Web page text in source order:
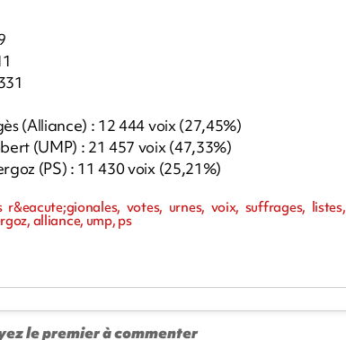
(Alliance) : 12 444 voix (27,45%)
(UMP) : 21 457 voix (47,33%)
(PS) : 11 430 voix (25,21%)
r&eacute;gionales, votes, urnes, voix, suffrages,
alliance, ump, ps